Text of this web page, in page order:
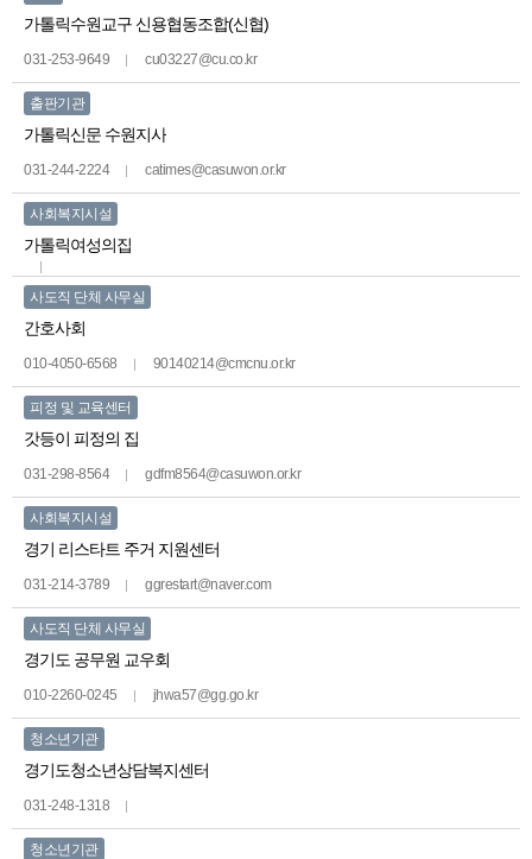
가톨릭수원교구 신용협동조합(신협)
031-253-9649 cu03227@cu.co.kr
출판기관
가톨릭신문 수원지사
031-244-2224 catimes@casuwon.or.kr
사회복지시설
가톨릭여성의집
사도직 단체 사무실
간호사회
010-4050-6568 90140214@cmcnu.or.kr
피정 및 교육센터
갓등이 피정의 집
031-298-8564 gdfm8564@casuwon.or.kr
사회복지시설
경기 리스타트 주거 지원센터
031-214-3789 ggrestart@naver.com
사도직 단체 사무실
경기도 공무원 교우회
010-2260-0245 jhwa57@gg.go.kr
청소년기관
경기도청소년상담복지센터
031-248-1318
청소년기관